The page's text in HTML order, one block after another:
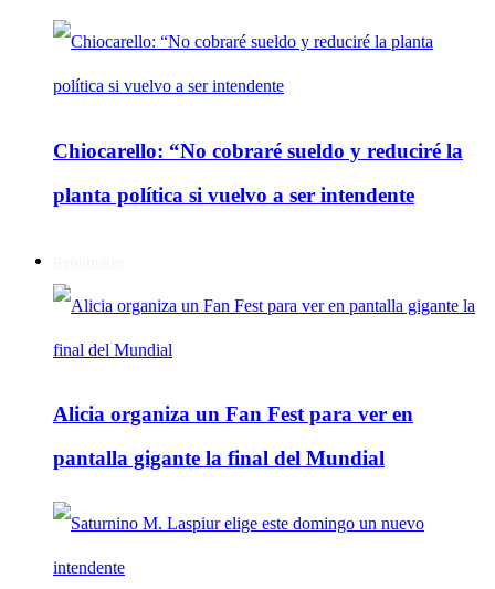
Chiocarello: “No cobraré sueldo y reduciré la
planta política si vuelvo a ser intendente
Alicia organiza un Fan Fest para ver en
pantalla gigante la final del Mundial